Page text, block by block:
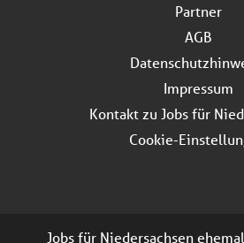
Partner
AGB
Impressum
Kontakt zu Jobs für
Cookie-
Jobs für Niedersachsen